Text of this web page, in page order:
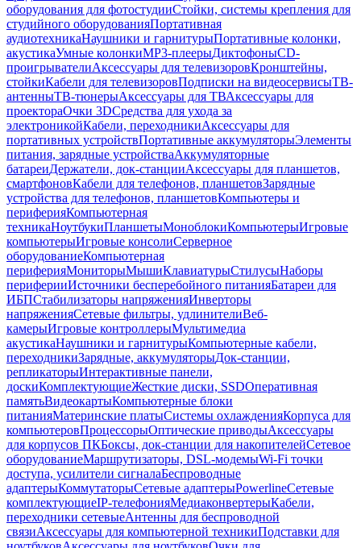
оборудования для фотостудииСтойки, системы крепления для
студийного оборудованияПортативная
аудиотехникаНаушники и гарнитурыПортативные колонки,
акустикаУмные колонкиMP3-плеерыДиктофоныCD-
проигрывателиАксессуары для телевизоровКронштейны,
стойкиКабели для телевизоровПодписки на видеосервисыТВ-
антенныТВ-тюнерыАксессуары для ТВАксессуары для
проектораОчки 3DСредства для ухода за
электроникойКабели, переходникиАксессуары для
портативных устройствПортативные аккумуляторыЭлементы
питания, зарядные устройстваАккумуляторные
батареиДержатели, док-станцииАксессуары для планшетов,
смартфоновКабели для телефонов, планшетовЗарядные
устройства для телефонов, планшетовКомпьютеры и
периферияКомпьютерная
техникаНоутбукиПланшетыМоноблокиКомпьютерыИгровые
компьютерыИгровые консолиСерверное
оборудованиеКомпьютерная
периферияМониторыМышиКлавиатурыСтилусыНаборы
периферииИсточники бесперебойного питанияБатареи для
ИБПСтабилизаторы напряженияИнверторы
напряженияСетевые фильтры, удлинителиВеб-
камерыИгровые контроллерыМультимедиа
акустикаНаушники и гарнитурыКомпьютерные кабели,
переходникиЗарядные, аккумуляторыДок-станции,
репликаторыИнтерактивные панели,
доскиКомплектующиеЖесткие диски, SSDОперативная
памятьВидеокартыКомпьютерные блоки
питанияМатеринские платыСистемы охлажденияКорпуса для
компьютеровПроцессорыОптические приводыАксессуары
для корпусов ПКБоксы, док-станции для накопителейСетевое
оборудованиеМаршрутизаторы, DSL-модемыWi-Fi точки
доступа, усилители сигналаБеспроводные
адаптерыКоммутаторыСетевые адаптерыPowerlineСетевые
комплектующиеIP-телефонияМедиаконвертерыКабели,
переходники сетевыеАнтенны для беспроводной
связиАксессуары для компьютерной техникиПодставки для